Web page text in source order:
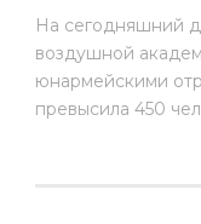
На сегодняшний
воздушной
юнармейскими
превысила 450